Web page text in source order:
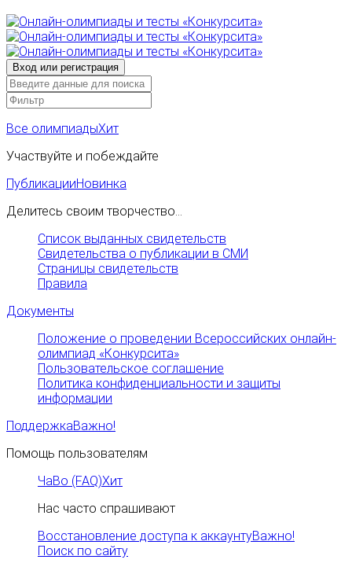
Все олимпиадыХит
Участвуйте и побеждайте
ПубликацииНовинка
Делитесь своим творчество...
Список выданных свидетельств
Свидетельства о публикации в СМИ
Страницы свидетельств
Правила
Документы
Положение о проведении Всероссийских онлайн-
олимпиад «Конкурсита»
Пользовательское соглашение
Политика конфиденциальности и защиты
информации
ПоддержкаВажно!
Помощь пользователям
ЧаВо (FAQ)Хит
Нас часто спрашивают
Восстановление доступа к аккаунтуВажно!
Поиск по сайту